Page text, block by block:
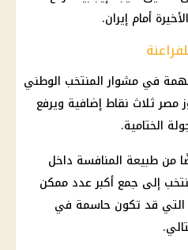
أمام إيران.
مهمة في مشوار المنتخب الوطني
مصر ثلاث نقاط إضافية ويرفع
الختامية.
من طبيعة المنافسة داخل
إلى جمع أكبر عدد ممكن
التي قد تكون حاسمة في